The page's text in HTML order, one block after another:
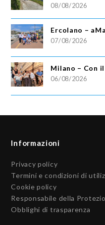
08/08/2026
Ercolano –
07/08/2026
Milano – Con
06/08/2026
Informazioni
Privacy policy
Termini e condizioni di
Cookie policy
Responsabile della
Obblighi di trasparenza